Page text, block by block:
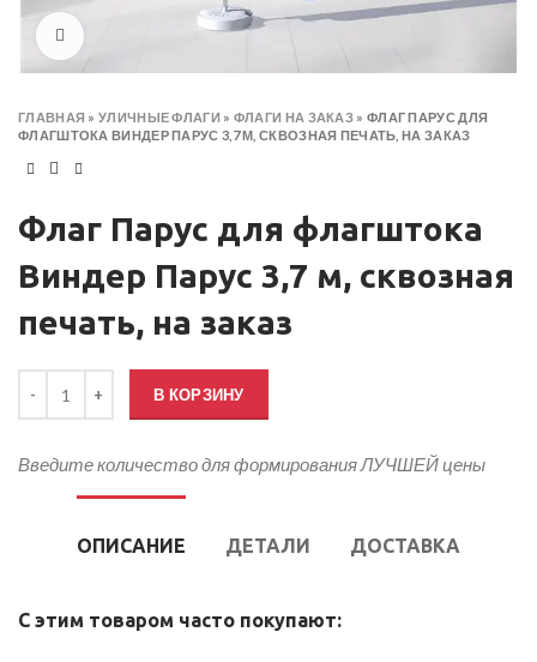
ГЛАВНАЯ »УЛИЧНЫЕ ФЛАГИ » ФЛАГИ НА ЗАКАЗ » ФЛАГ ПАРУС ДЛЯ
ФЛАГШТОКА ВИНДЕР ПАРУС 3,7 М, СКВОЗНАЯ ПЕЧАТЬ, НА ЗАКАЗ
Флаг Парус для флагштока
Виндер Парус 3,7 м, сквозная
печать, на заказ
В КОРЗИНУ
Введите количество для формирования ЛУЧШЕЙ цены
ОПИСАНИЕ ДЕТАЛИ ДОСТАВКА
С этим товаром часто покупают: